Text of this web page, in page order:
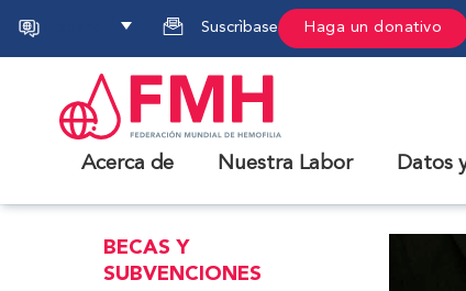
Suscrìbase Haga un donativo
Acerca de Nuestra Labor Datos
BECAS Y
SUBVENCIONES